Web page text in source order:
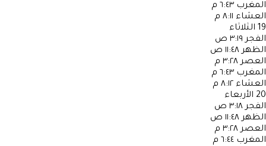
المغرب ٦:٤٣ م
العشاء ٨:١١ م
19 الثلاثاء
الفجر ٣:١٩ ص
الظهر ١١:٤٨ ص
العصر ٣:٢٨ م
المغرب ٦:٤٣ م
العشاء ٨:١٢ م
20 الأربعاء
الفجر ٣:١٨ ص
الظهر ١١:٤٨ ص
العصر ٣:٢٨ م
المغرب ٦:٤٤ م